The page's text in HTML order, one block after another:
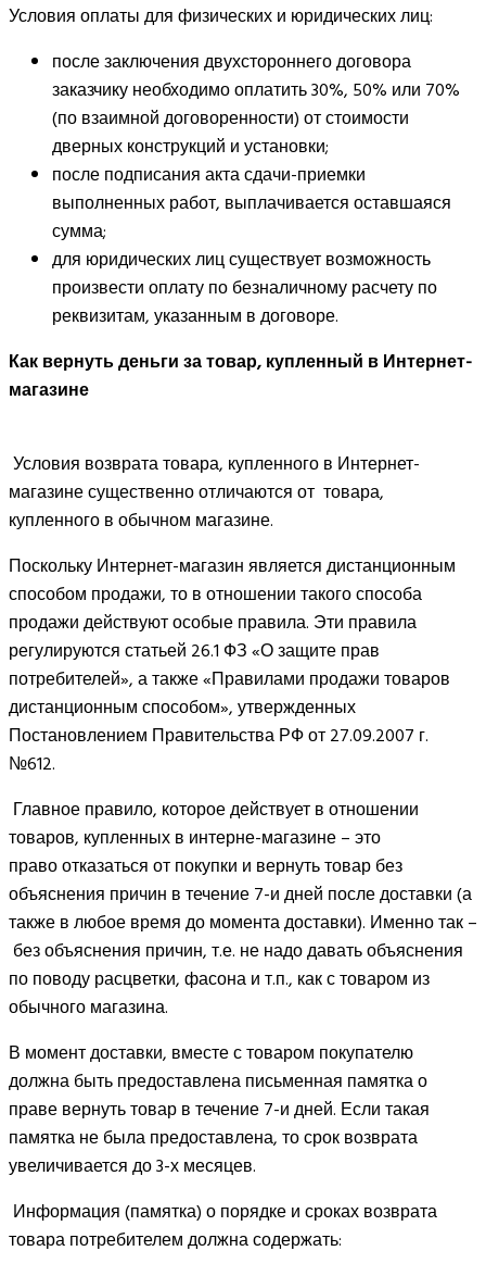
Условия оплаты для физических и юридических лиц:
после заключения двухстороннего договора
заказчику необходимо оплатить 30%, 50% или 70%
(по взаимной договоренности) от стоимости
дверных конструкций и установки;
после подписания акта сдачи-приемки
выполненных работ, выплачивается оставшаяся
сумма;
для юридических лиц существует возможность
произвести оплату по безналичному расчету по
реквизитам, указанным в договоре.
Как вернуть деньги за товар, купленный в Интернет-
магазине
Условия возврата товара, купленного в Интернет-
магазине существенно отличаются от товара,
купленного в обычном магазине.
Поскольку Интернет-магазин является дистанционным
способом продажи, то в отношении такого способа
продажи действуют особые правила. Эти правила
регулируются статьей 26.1 ФЗ «О защите прав
потребителей», а также «Правилами продажи товаров
дистанционным способом», утвержденных
Постановлением Правительства РФ от 27.09.2007 г.
№612.
Главное правило, которое действует в отношении
товаров, купленных в интерне-магазине – это
право отказаться от покупки и вернуть товар без
объяснения причин в течение 7-и дней после доставки (а
также в любое время до момента доставки). Именно так –
без объяснения причин, т.е. не надо давать объяснения
по поводу расцветки, фасона и т.п., как с товаром из
обычного магазина.
В момент доставки, вместе с товаром покупателю
должна быть предоставлена письменная памятка о
праве вернуть товар в течение 7-и дней. Если такая
памятка не была предоставлена, то срок возврата
увеличивается до 3-х месяцев.
Информация (памятка) о порядке и сроках возврата
товара потребителем должна содержать: